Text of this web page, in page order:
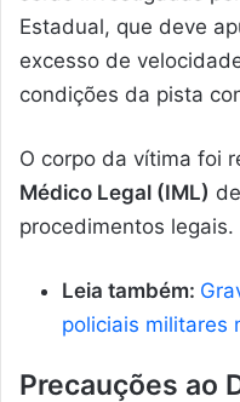
Estadual, que deve
excesso de
condições da pista
O corpo da vítima foi
Médico Legal (IML) de
procedimentos legais.
Leia também:
policiais militares
Precauções ao